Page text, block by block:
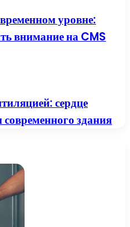
уровне:
внимание на CMS
сердце
здания